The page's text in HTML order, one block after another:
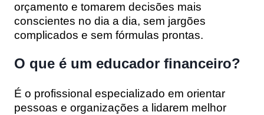
orçamento e tomarem decisões mais
conscientes no dia a dia, sem jargões
complicados e sem fórmulas prontas.
O que é um educador financeiro?
É o profissional especializado em orientar
pessoas e organizações a lidarem melhor